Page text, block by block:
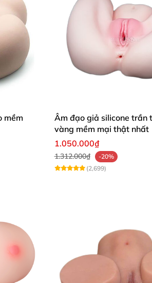
mảnh mai, Hoa Dao sở hữu
THE GOLDEN RATIO OF REAL
mang lại cảm giác mềm mại và
mềm
Âm đạo giả silicone trần
vàng mềm mại thật nhất
1.050.000₫
1.312.000₫
-20%
(2,699)